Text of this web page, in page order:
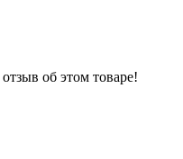
об этом товаре!